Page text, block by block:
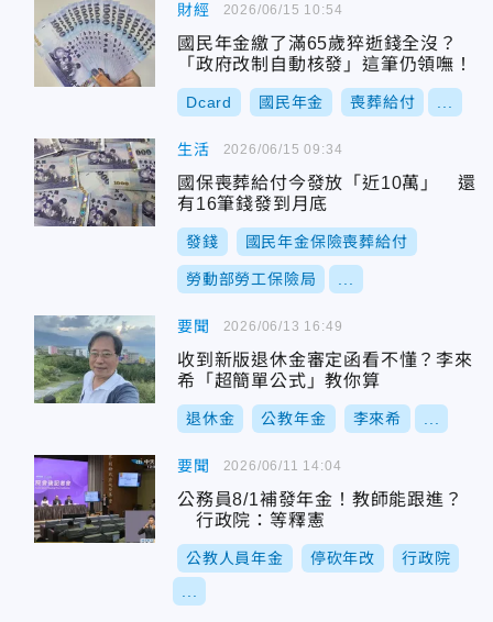
財經
國民年金繳了滿65歲猝逝錢全沒？
「政府改制自動核發」這筆仍領嘸！
Dcard 國民年金 喪葬給付
2026/06/15 10:54
生活
國保喪葬給付今發放「近10萬」 還
有16筆錢發到月底
發錢 國民年金保險喪葬給付
勞動部勞工保險局
2026/06/15 09:34
要聞
收到新版退休金審定函看不懂？李來
希「超簡單公式」教你算
退休金 公教年金 李來希
2026/06/13 16:49
要聞
公務員8/1補發年金！教師能跟進？
行政院：等釋憲
公教人員年金 停砍年改 行政院
2026/06/11 14:04